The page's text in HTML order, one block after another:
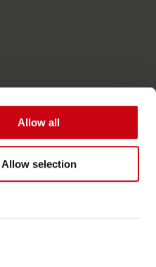
Allow all
Allow selection